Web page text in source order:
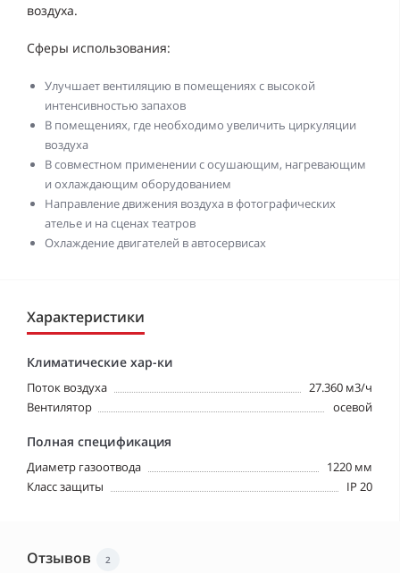
воздуха.
Сферы использования:
Улучшает вентиляцию в помещениях с высокой
интенсивностью запахов
В помещениях, где необходимо увеличить циркуляции
воздуха
В совместном применении с осушающим, нагревающим
и охлаждающим оборудованием
Направление движения воздуха в фотографических
ателье и на сценах театров
Охлаждение двигателей в автосервисах
Характеристики
Климатические хар-ки
Поток воздуха
27.360 м3/ч
Вентилятор
осевой
Полная спецификация
Диаметр газоотвода
1220 мм
Класс защиты
IP 20
Отзывов 2